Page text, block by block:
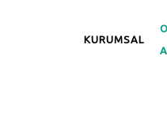
KURUMSAL